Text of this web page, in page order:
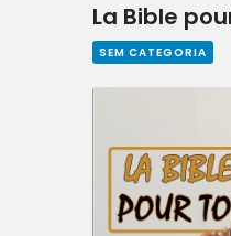
La Bible
SEM CATEGORIA